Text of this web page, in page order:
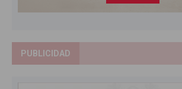
PUBLICIDAD